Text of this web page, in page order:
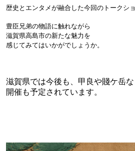
歴史とエンタメが融合した今回のトークショ
豊臣兄弟の物語に触れながら
滋賀県高島市の新たな魅力を
感じてみてはいかがでしょうか。
滋賀県では今後も、甲良や賤ケ岳
開催も予定されています。